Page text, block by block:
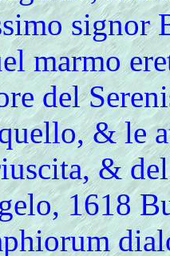
signor
marmo
del
& le
&
1618